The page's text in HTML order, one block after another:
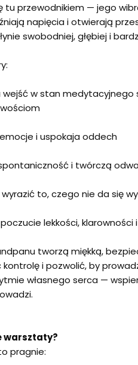
tu przewodnikiem — jego
napięcia i otwierają
swobodniej, głębiej i
w stan medytacyjnego
i uspokaja oddech
i twórczą
to, czego nie da się
lekkości,
tworzą miękką,
kontrolę i pozwolić, by
własnego serca —
warsztaty?
pragnie: